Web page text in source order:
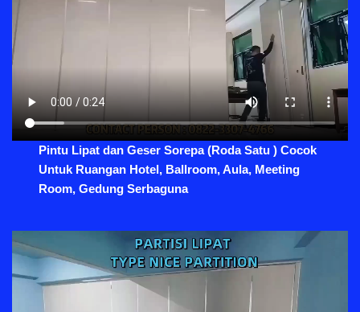
Pintu Lipat dan Geser Sorepa (Roda Satu ) Cocok
Untuk Ruangan Hotel, Ballroom, Aula, Meeting
Room, Gedung Serbaguna